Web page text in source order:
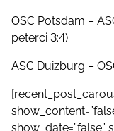
OSC Potsdam –
peterci 3:4)
ASC Duizburg –
show_date=”false”